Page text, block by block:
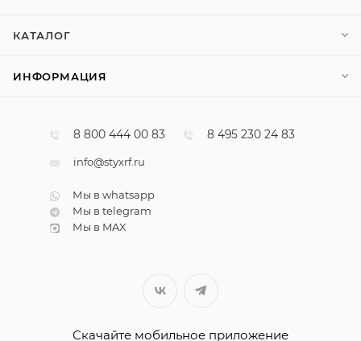
КАТАЛОГ
ИНФОРМАЦИЯ
8 800 444 00 83 8 495 230 24 83
info@styxrf.ru
Мы в whatsapp
Мы в telegram
Мы в MAX
Скачайте мобильное приложение